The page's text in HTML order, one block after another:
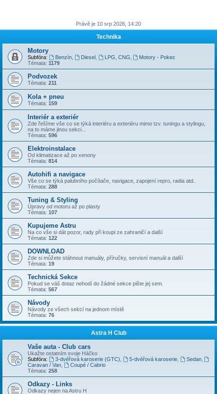
Právě je 10 srp 2026, 14:20
Technika
Motory
Subfóra: Benzín, Diesel, LPG, CNG
Motory - Pokec
Témata: 1179
Podvozek
Témata: 211
Kola + pneu
Témata: 159
Interiér a exteriér
Zde řešíme vše co se týká interiéru a exteriéru mimo tzv. tuningu a stylingu,
na to máme jinou sekci...
Témata: 596
Elektroinstalace
Od klimatizace až po xenony
Témata: 814
Autohifi a navigace
Vše co se týká palubního počítače, navigace, zapojení repro, radia atd..
Témata: 288
Tuning & Styling
Úpravy od motoru až po plasty
Témata: 107
Kupujeme Astru
Na co vše si dát pozor, rady při koupi ze zahraničí a další
Témata: 122
DOWNLOAD
Zde si můžete stáhnout manuály, příručky, servisní manuál a další
Témata: 19
Technická Sekce
Pokud se váš dotaz nehodí do žádné sekce pište jej sem.
Témata: 567
Návody
Návody ze všech sekcí na jednom místě
Témata: 76
Astra H Club
Vaše auta - Club cars
Ukažte ostatním svoje Háčko
Subfóra:
3-dvéřová karoserie (GTC) 5-dvéřová karoserie, Sedan,
Caravan / Van
Coupé / Cabrio
Témata: 258
Odkazy - Links
Odkazy nejen na Astru H